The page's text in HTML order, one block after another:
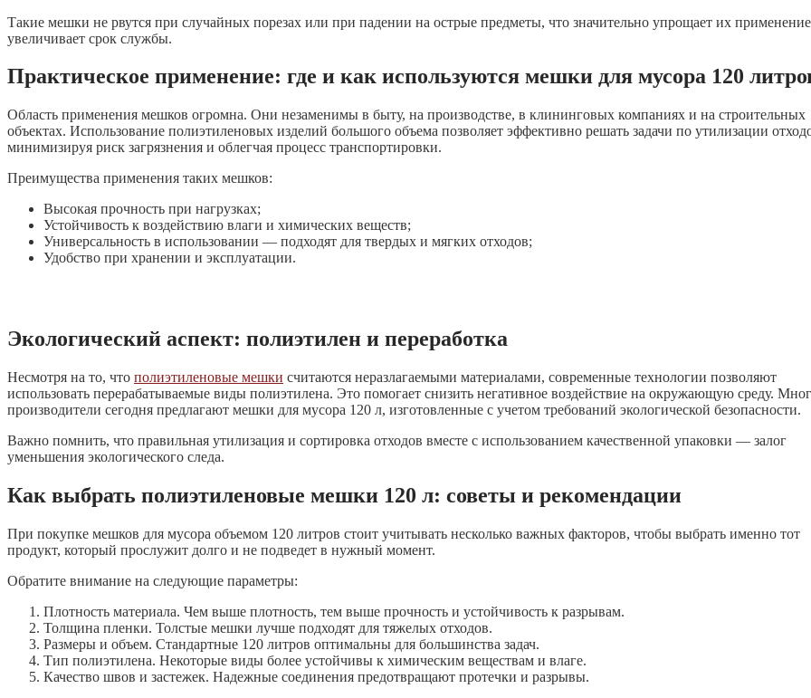
Такие мешки не рвутся при случайных порезах или при падении на острые предметы, что значительно упрощает их
увеличивает срок службы.
Практическое применение: где и как используются мешки для мусора 120
Область применения мешков огромна. Они незаменимы в быту, на производстве, в клининговых компаниях и на строительных
объектах. Использование полиэтиленовых изделий большого объема позволяет эффективно решать задачи по утилизации
минимизируя риск загрязнения и облегчая процесс транспортировки.
Преимущества применения таких мешков:
Высокая прочность при нагрузках;
Устойчивость к воздействию влаги и химических веществ;
Универсальность в использовании — подходят для твердых и мягких отходов;
Удобство при хранении и эксплуатации.
Экологический аспект: полиэтилен и переработка
Несмотря на то, что полиэтиленовые мешки считаются неразлагаемыми материалами, современные технологии позволяют
использовать перерабатываемые виды полиэтилена. Это помогает снизить негативное воздействие на окружающую среду.
производители сегодня предлагают мешки для мусора 120 л, изготовленные с учетом требований экологической безопасности.
Важно помнить, что правильная утилизация и сортировка отходов вместе с использованием качественной упаковки — залог
уменьшения экологического следа.
Как выбрать полиэтиленовые мешки 120 л: советы и рекомендации
При покупке мешков для мусора объемом 120 литров стоит учитывать несколько важных факторов, чтобы выбрать именно тот
продукт, который прослужит долго и не подведет в нужный момент.
Обратите внимание на следующие параметры:
Плотность материала. Чем выше плотность, тем выше прочность и устойчивость к разрывам.
Толщина пленки. Толстые мешки лучше подходят для тяжелых отходов.
Размеры и объем. Стандартные 120 литров оптимальны для большинства задач.
Тип полиэтилена. Некоторые виды более устойчивы к химическим веществам и влаге.
Качество швов и застежек. Надежные соединения предотвращают протечки и разрывы.